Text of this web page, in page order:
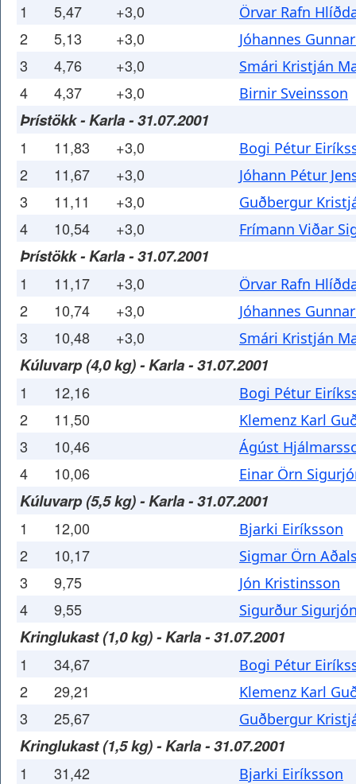
1 5,47 +3,0 Örvar Rafn
2 5,13 +3,0 Jóhannes
3 4,76 +3,0 Smári Kristján
4 4,37 +3,0 Birnir Sveinsson
Þrístökk - Karla - 31.07.2001
1 11,83 +3,0 Bogi Pétur
2 11,67 +3,0 Jóhann Pétur
3 11,11 +3,0 Guðbergur
4 10,54 +3,0 Frímann Viðar
Þrístökk - Karla - 31.07.2001
1 11,17 +3,0 Örvar Rafn
2 10,74 +3,0 Jóhannes
3 10,48 +3,0 Smári Kristján
Kúluvarp (4,0 kg) - Karla - 31.07.2001
1 12,16 Bogi Pétur
2 11,50 Klemenz Karl
3 10,46 Ágúst
4 10,06 Einar Örn
Kúluvarp (5,5 kg) - Karla - 31.07.2001
1 12,00 Bjarki Eiríksson
2 10,17 Sigmar Örn
3 9,75 Jón Kristinsson
4 9,55 Sigurður
Kringlukast (1,0 kg) - Karla - 31.07.2001
1 34,67 Bogi Pétur
2 29,21 Klemenz Karl
3 25,67 Guðbergur
Kringlukast (1,5 kg) - Karla - 31.07.2001
1 31,42 Bjarki Eiríksson